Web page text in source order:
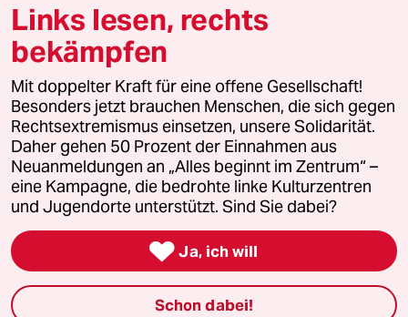
© 2026 taz Verlags und Vertriebs GmbH
Alle Rechte vorbehalten. Bei rechtlichen Fragen oder für Genehmigungen
wenden Sie sich bitte an
lizenzen@taz.de
Feedback Redaktionsstatut Kommune-Richtlinien
Leitlinie Informant Datenschutz Impressum AGB
Seitenwende Einwilligungen widerrufen (Ads)
Links lesen, rechts
bekämpfen
Mit doppelter Kraft für eine offene Gesellschaft!
Besonders jetzt brauchen Menschen, die sich gegen
Rechtsextremismus einsetzen, unsere Solidarität.
Daher gehen 50 Prozent der Einnahmen aus
Neuanmeldungen an „Alles beginnt im Zentrum“ –
eine Kampagne, die bedrohte linke Kulturzentren
und Jugendorte unterstützt. Sind Sie dabei?
 Ja, ich will
Schon dabei!